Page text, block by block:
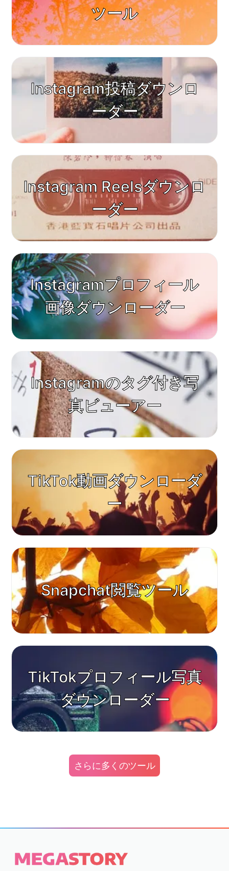
ツール
Instagram投稿ダウンロ
ーダー
Instagram Reelsダウンロ
ーダー
Instagramプロフィール
画像ダウンローダー
Instagramのタグ付き写
真ビューアー
TikTok動画ダウンローダ
ー
Snapchat閲覧ツール
TikTokプロフィール写真
ダウンローダー
さらに多くのツール